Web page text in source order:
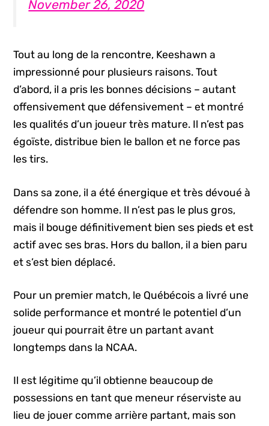
November 26, 2020
Tout au long de la rencontre, Keeshawn a
impressionné pour plusieurs raisons. Tout
d’abord, il a pris les bonnes décisions – autant
offensivement que défensivement – et montré
les qualités d’un joueur très mature. Il n’est pas
égoïste, distribue bien le ballon et ne force pas
les tirs.
Dans sa zone, il a été énergique et très dévoué à
défendre son homme. Il n’est pas le plus gros,
mais il bouge définitivement bien ses pieds et est
actif avec ses bras. Hors du ballon, il a bien paru
et s’est bien déplacé.
Pour un premier match, le Québécois a livré une
solide performance et montré le potentiel d’un
joueur qui pourrait être un partant avant
longtemps dans la NCAA.
Il est légitime qu’il obtienne beaucoup de
possessions en tant que meneur réserviste au
lieu de jouer comme arrière partant, mais son